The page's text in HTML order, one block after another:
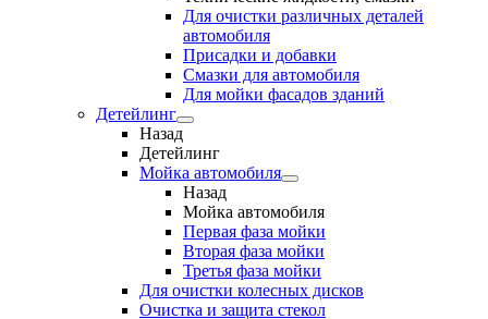
Для очистки различных деталей
автомобиля
Присадки и добавки
Смазки для автомобиля
Для мойки фасадов зданий
Детейлинг
Назад
Детейлинг
Мойка автомобиля
Назад
Мойка автомобиля
Первая фаза мойки
Вторая фаза мойки
Третья фаза мойки
Для очистки колесных дисков
Очистка и защита стекол